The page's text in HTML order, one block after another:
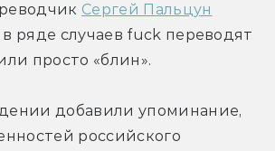
Сергей Пальцун
ряде случаев fuck переводят
просто «блин».
добавили упоминание,
российского